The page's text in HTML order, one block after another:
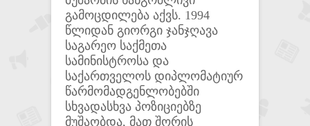
გამოცდილება აქვს. 1994
წლიდან გიორგი ჯანჯღავა
საგარეო საქმეთა
სამინისტროსა და
საქართველოს დიპლომატიურ
წარმომადგენლობებში
სხვადასხვა პოზიციებზე
მუშაობდა, მათ შორის